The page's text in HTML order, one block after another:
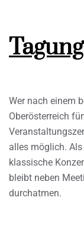
Wer nach einem
Oberösterreich
alles möglich.
klassische
bleibt neben
durchatmen.